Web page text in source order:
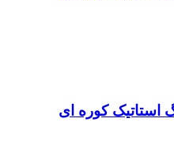
استاتیک کوره ای